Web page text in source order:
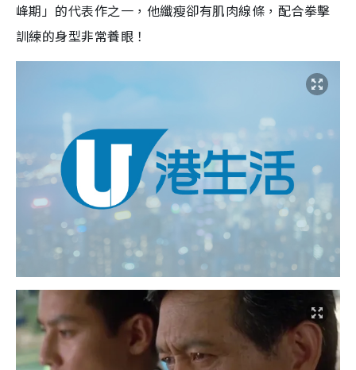
峰期」的代表作之一，他纖瘦卻有肌肉線條，配合拳擊
訓練的身型非常養眼！